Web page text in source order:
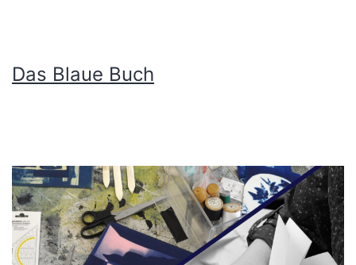
Das Blaue Buch